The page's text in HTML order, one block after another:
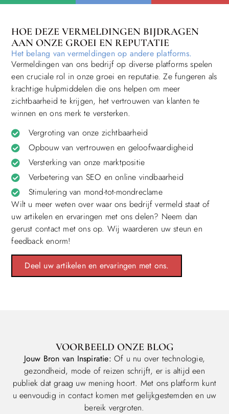
HOE DEZE VERMELDINGEN BIJDRAGEN
AAN ONZE GROEI EN REPUTATIE
Het belang van vermeldingen op andere platforms.
Vermeldingen van ons bedrijf op diverse platforms spelen
een cruciale rol in onze groei en reputatie. Ze fungeren als
krachtige hulpmiddelen die ons helpen om meer
zichtbaarheid te krijgen, het vertrouwen van klanten te
winnen en ons merk te versterken.
Vergroting van onze zichtbaarheid
Opbouw van vertrouwen en geloofwaardigheid
Versterking van onze marktpositie
Verbetering van SEO en online vindbaarheid
Stimulering van mond-tot-mondreclame
Wilt u meer weten over waar ons bedrijf vermeld staat of
uw artikelen en ervaringen met ons delen? Neem dan
gerust contact met ons op. Wij waarderen uw steun en
feedback enorm!
Deel uw artikelen en ervaringen met ons.
VOORBEELD ONZE BLOG
Jouw Bron van Inspiratie: Of u nu over technologie,
gezondheid, mode of reizen schrijft, er is altijd een
publiek dat graag uw mening hoort. Met ons platform kunt
u eenvoudig in contact komen met gelijkgestemden en uw
bereik vergroten.